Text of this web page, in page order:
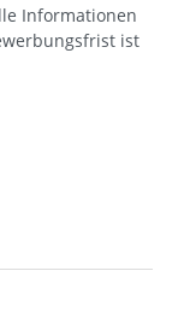
Informationen
ist